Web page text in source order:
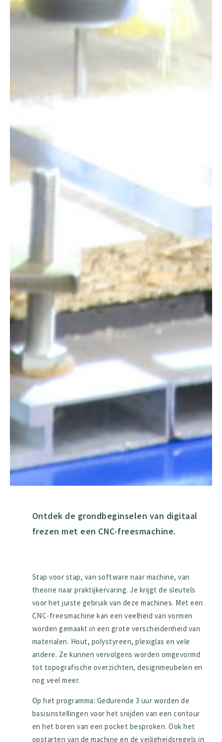
Ontdek de grondbeginselen van digitaal
frezen met een CNC-freesmachine.
Stap voor stap, van software naar machine, van
theorie naar praktijkervaring. Je krijgt de sleutels
voor het juiste gebruik van deze machines. Met een
CNC-freesmachine kan een veelheid van vormen
worden gemaakt in een grote verscheidenheid van
materialen. Hout, polystyreen, plexiglas en vele
andere. Ze kunnen vervolgens worden omgevormd
tot topografische overzichten, designmeubelen en
nog veel meer.
Op het programma: Gedurende 3 uur worden de
basisinstellingen voor het snijden van een contour
en het boren van een pocket besproken. Ook het
opstarten van de machine en de veiligheidsregels in